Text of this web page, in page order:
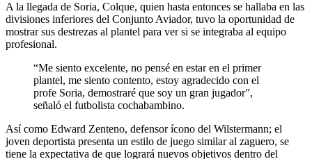
A la llegada de Soria, Colque, quien hasta entonces se hallaba en las
divisiones inferiores del Conjunto Aviador, tuvo la oportunidad de
mostrar sus destrezas al plantel para ver si se integraba al equipo
profesional.
“Me siento excelente, no pensé en estar en el primer
plantel, me siento contento, estoy agradecido con el
profe Soria, demostraré que soy un gran jugador”,
señaló el futbolista cochabambino.
Así como Edward Zenteno, defensor ícono del Wilstermann; el
joven deportista presenta un estilo de juego similar al zaguero, se
tiene la expectativa de que logrará nuevos objetivos dentro del